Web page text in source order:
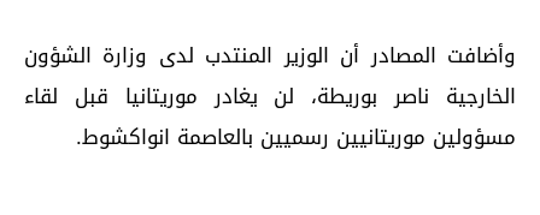
وأضافت المصادر أن الوزير المنتدب لدى وزارة الشؤون
الخارجية ناصر بوريطة، لن يغادر موريتانيا قبل لقاء
مسؤولين موريتانيين رسميين بالعاصمة انواكشوط.